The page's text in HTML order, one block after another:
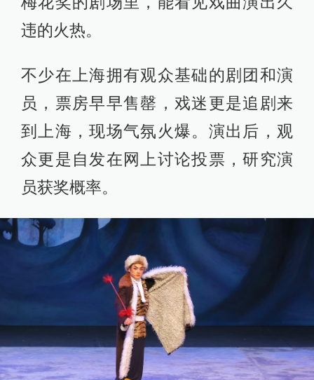
违的火热。
不少在上海拥有观众基础的剧团和演
员，票房早早售罄，戏迷更是追剧来
到上海，现场气氛火爆。演出后，观
众更是自发在网上讨论投票，研究演
员获奖概率。